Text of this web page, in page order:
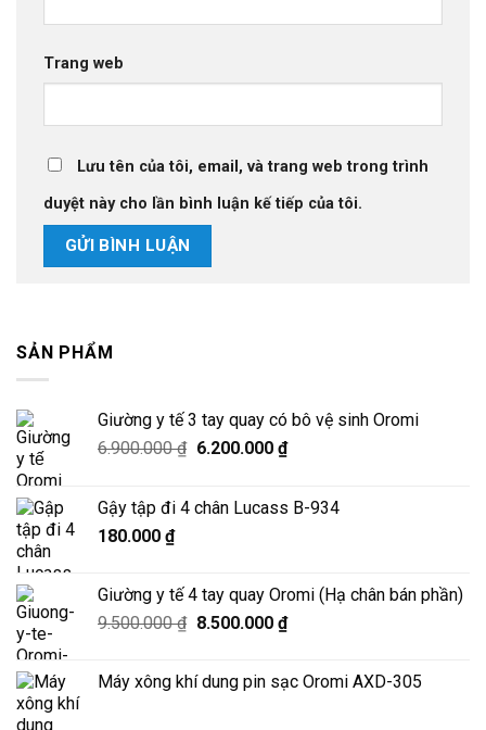
Trang web
Lưu tên của tôi, email, và trang web trong trình
duyệt này cho lần bình luận kế tiếp của tôi.
SẢN PHẨM
Giường y tế 3 tay quay có bô vệ sinh Oromi
6.900.000₫ Giá
6.900.000 ₫.
6.200.000 ₫Giá
là:
Gậy tập đi 4 chân Lucass B-934
180.000 ₫
Giường y tế 4 tay quay Oromi (Hạ chân bán phần)
9.500.000₫ Giá
9.500.000 ₫.
8.500.000 ₫Giá
là:
Máy xông khí dung pin sạc Oromi AXD-305